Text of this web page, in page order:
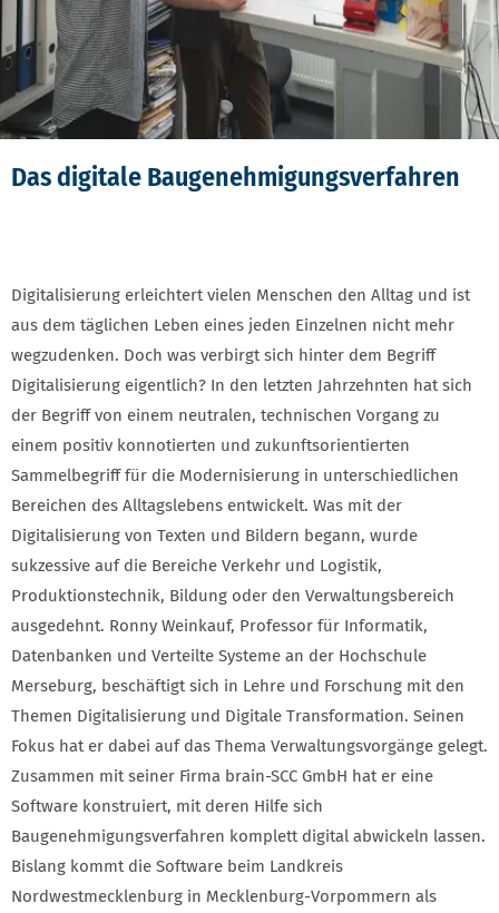
Das digitale Baugenehmigungsverfahren
Digitalisierung erleichtert vielen Menschen den Alltag und ist
aus dem täglichen Leben eines jeden Einzelnen nicht mehr
wegzudenken. Doch was verbirgt sich hinter dem Begriff
Digitalisierung eigentlich? In den letzten Jahrzehnten hat sich
der Begriff von einem neutralen, technischen Vorgang zu
einem positiv konnotierten und zukunftsorientierten
Sammelbegriff für die Modernisierung in unterschiedlichen
Bereichen des Alltagslebens entwickelt. Was mit der
Digitalisierung von Texten und Bildern begann, wurde
sukzessive auf die Bereiche Verkehr und Logistik,
Produktionstechnik, Bildung oder den Verwaltungsbereich
ausgedehnt. Ronny Weinkauf, Professor für Informatik,
Datenbanken und Verteilte Systeme an der Hochschule
Merseburg, beschäftigt sich in Lehre und Forschung mit den
Themen Digitalisierung und Digitale Transformation. Seinen
Fokus hat er dabei auf das Thema Verwaltungsvorgänge gelegt.
Zusammen mit seiner Firma brain-SCC GmbH hat er eine
Software konstruiert, mit deren Hilfe sich
Baugenehmigungsverfahren komplett digital abwickeln lassen.
Bislang kommt die Software beim Landkreis
Nordwestmecklenburg in Mecklenburg-Vorpommern als